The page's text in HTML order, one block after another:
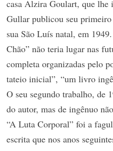
casa Alzira Goulart, que
Gullar publicou seu
sua São Luís natal, em
Chão” não teria lugar nas
completa organizadas pelo
tateio inicial”, “um livro
O seu segundo trabalho, de
do autor, mas de ingênuo
“A Luta Corporal” foi a
escrita que nos anos